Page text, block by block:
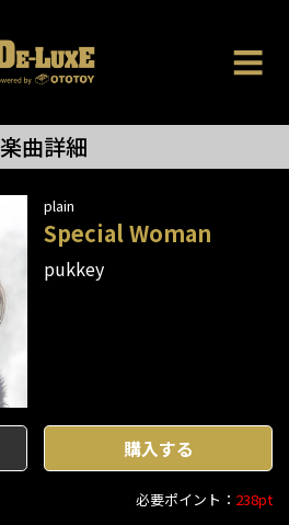
楽曲詳細
plain
Special Woman
pukkey
購入する
必要ポイント： 238pt